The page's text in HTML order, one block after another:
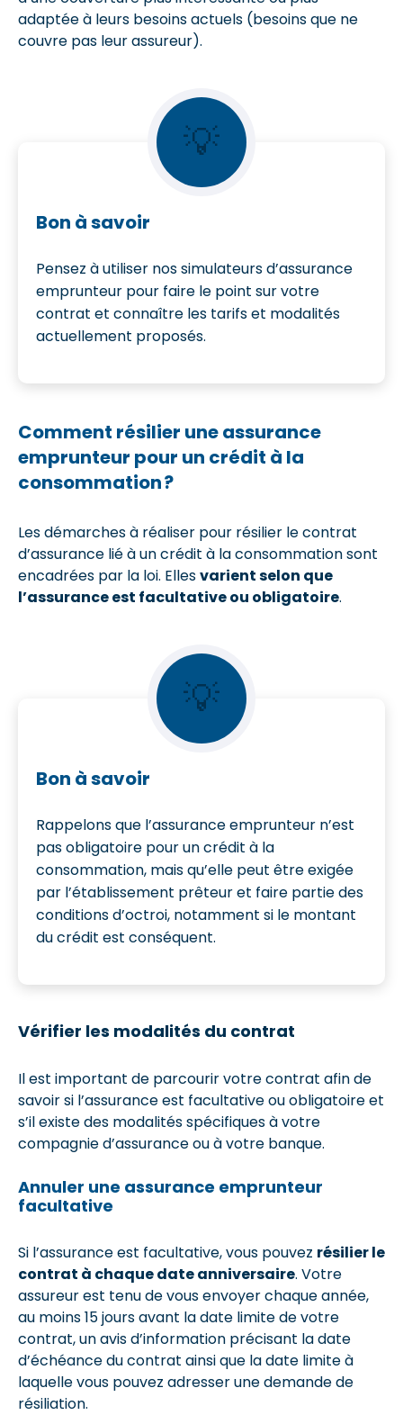
adaptée à leurs besoins actuels (besoins que ne
couvre pas leur assureur).
💡
Bon à savoir
Pensez à utiliser nos simulateurs d’assurance
emprunteur pour faire le point sur votre
contrat et connaître les tarifs et modalités
actuellement proposés.
Comment résilier une assurance
emprunteur pour un crédit à la
consommation ?
Les démarches à réaliser pour résilier le contrat
d’assurance lié à un crédit à la consommation sont
encadrées par la loi. Ellesvarient selon que
l’assurance est facultative ou obligatoire.
💡
Bon à savoir
Rappelons que l’assurance emprunteur n’est
pas obligatoire pour un crédit à la
consommation, mais qu’elle peut être exigée
par l’établissement prêteur et faire partie des
conditions d’octroi, notamment si le montant
du crédit est conséquent.
Vérifier les modalités du contrat
Il est important de parcourir votre contrat afin de
savoir si l’assurance est facultative ou obligatoire et
s’il existe des modalités spécifiques à votre
compagnie d’assurance ou à votre banque.
Annuler une assurance emprunteur
facultative
Si l’assurance est facultative, vous pouvez résilier le
contrat à chaque date anniversaire. Votre
assureur est tenu de vous envoyer chaque année,
au moins 15 jours avant la date limite de votre
contrat, un avis d’information précisant la date
d’échéance du contrat ainsi que la date limite à
laquelle vous pouvez adresser une demande de
résiliation.